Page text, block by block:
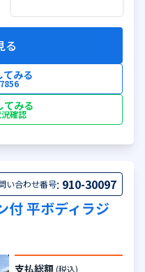
る
てみる
てみる
確認
い合わせ番号: 910-30097
付 平ボディラジ
支払総額 (税込)